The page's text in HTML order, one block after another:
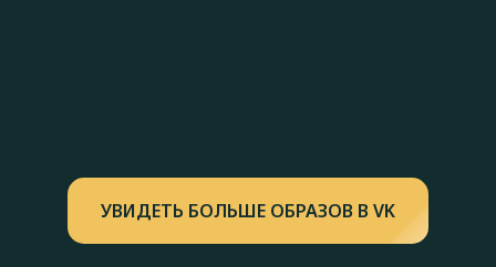
УВИДЕТЬ БОЛЬШЕ ОБРАЗОВ В VK